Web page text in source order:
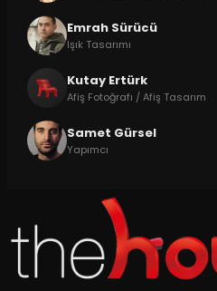
Emrah Sürücü
Işık Tasarımı
Kutay Ertürk
Afiş Fotoğrafı / Afiş Tasarım
Samet Gürsel
Yapımcı